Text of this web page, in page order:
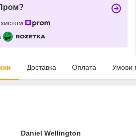
Доставка Оплата Умови
Daniel Wellington